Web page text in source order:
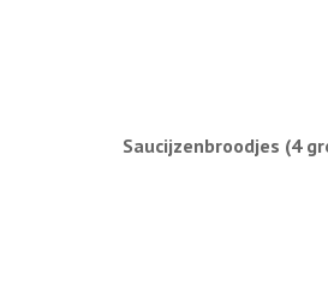
Saucijzenbroodjes (4